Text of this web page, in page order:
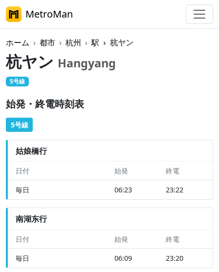
MetroMan
ホーム 都市 杭州 駅 杭ヤン
杭ヤン Hangyang
5号線
始発・終電時刻表
5号線
姑娘橋行
日付 始発 終電
毎日 06:23 23:22
南湖东行
日付 始発 終電
毎日 06:09 23:20